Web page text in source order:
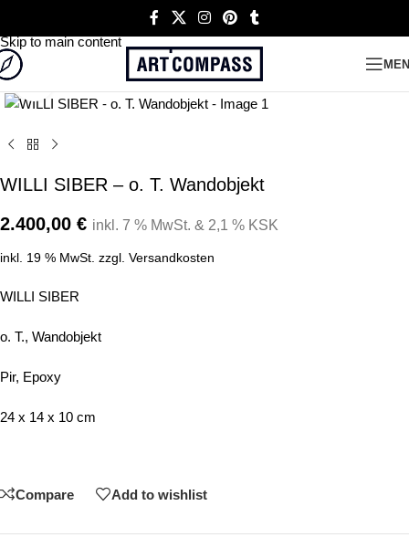
Skip to main content
Click to enlarge
WILLI SIBER – o. T. Wandobjekt
2.400,00 € inkl. 7 % MwSt. & 2,1 % KSK
inkl. 19 % MwSt. zzgl. Versandkosten
WILLI SIBER
o. T., Wandobjekt
Pir, Epoxy
24 x 14 x 10 cm
Compare Add to wishlist